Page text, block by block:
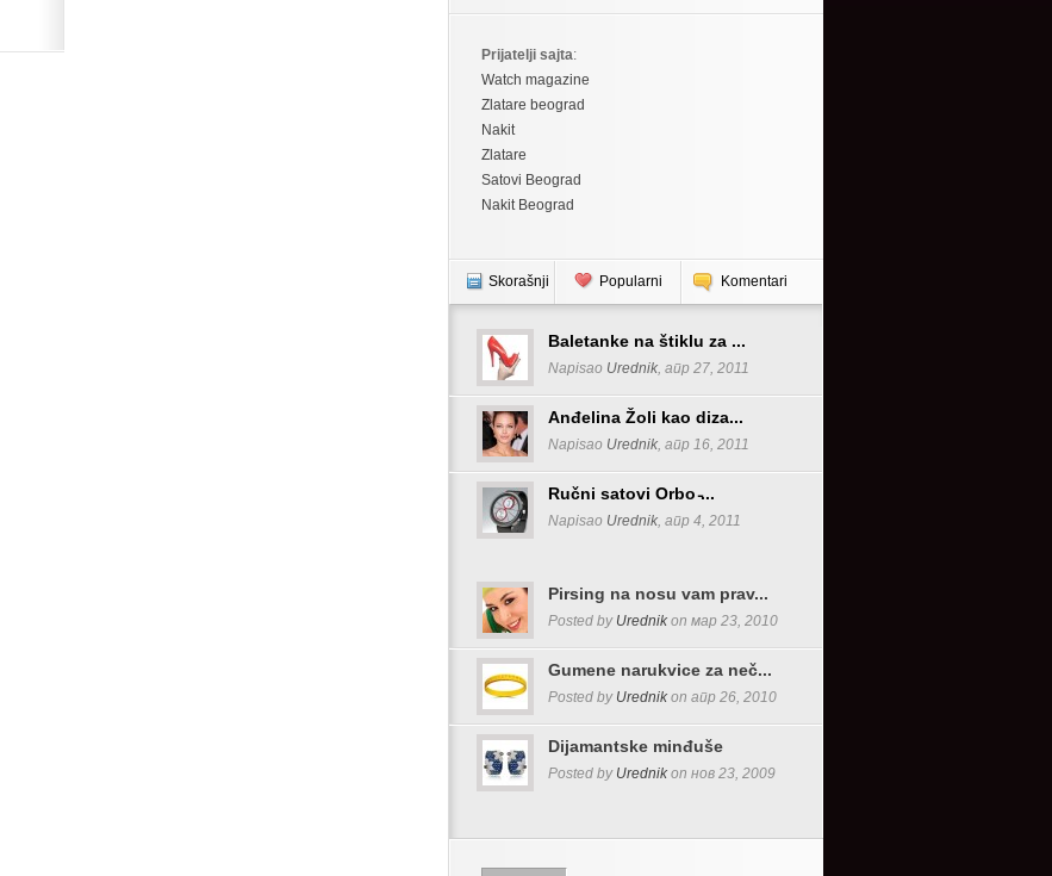
Prijatelji sajta:
Watch magazine
Zlatare beograd
Nakit
Zlatare
Satovi Beograd
Nakit Beograd
Skorašnji Popularni Komentari
Baletanke na štiklu za ...
Napisao Urednik, апр 27, 2011
Anđelina Žoli kao diza...
Napisao Urednik, апр 16, 2011
Ručni satovi Orbo ̵...
Napisao Urednik, апр 4, 2011
Pirsing na nosu vam prav...
Posted by Urednik on мар 23, 2010
Gumene narukvice za neč...
Posted by Urednik on апр 26, 2010
Dijamantske minđuše
Posted by Urednik on нов 23, 2009